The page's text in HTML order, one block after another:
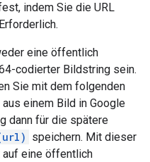
indem Sie die URL
eine öffentlich
codierter Bildstring sein.
Sie mit dem folgenden
einem Bild in Google
dann für die spätere
speichern. Mit dieser
auf eine öffentlich